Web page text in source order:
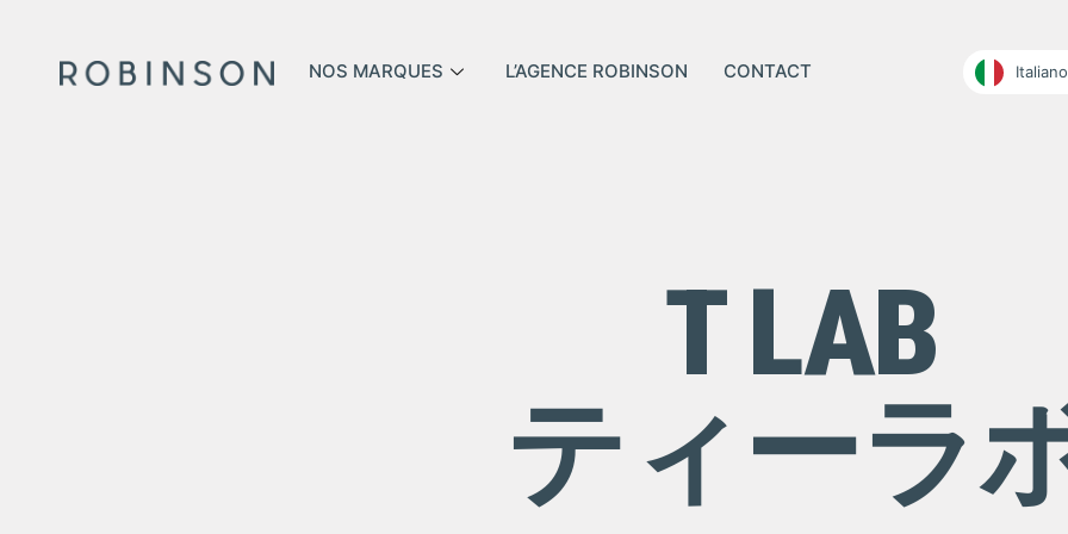
NOS MARQUES L’AGENCE ROBINSON CONTACT Italiano
T LAB
ティーラ